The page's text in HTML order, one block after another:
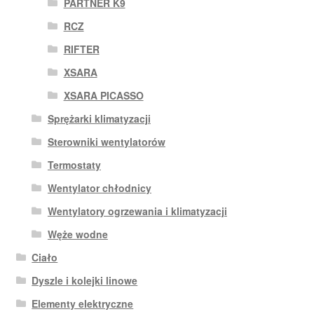
PARTNER K9
RCZ
RIFTER
XSARA
XSARA PICASSO
Sprężarki klimatyzacji
Sterowniki wentylatorów
Termostaty
Wentylator chłodnicy
Wentylatory ogrzewania i klimatyzacji
Węże wodne
Ciało
Dyszle i kolejki linowe
Elementy elektryczne